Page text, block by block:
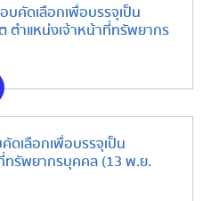
คัดเลือกเพื่อบรรจุเป็น
ำแหน่งเจ้าหน้าที่ทรัพยากร
ดเลือกเพื่อบรรจุเป็น
รัพยากรบุคคล (13 พ.ย.